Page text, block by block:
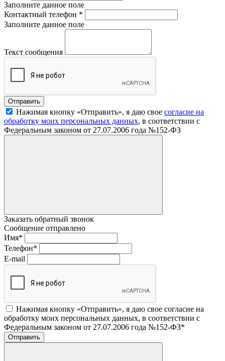
Заполните данное поле
Контактный телефон *
Заполните данное поле
Текст сообщения
Нажимая кнопку «Отправить», я даю свое согласие на
обработку моих персональных данных, в соответствии с
Федеральным законом от 27.07.2006 года №152-ФЗ
Заказать обратный звонок
Сообщение отправлено
Имя*
Телефон*
E-mail
Нажимая кнопку «Отправить», я даю свое согласие на
обработку моих персональных данных, в соответствии с
Федеральным законом от 27.07.2006 года №152-ФЗ*
Отправить